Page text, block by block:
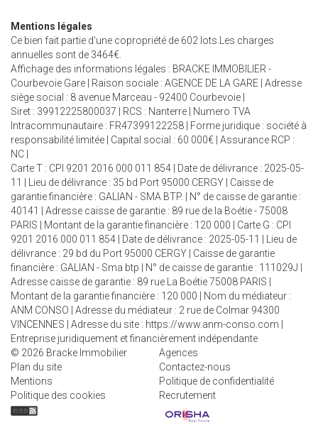
Mentions légales
Ce bien fait partie d'une copropriété de 602 lots.Les charges
annuelles sont de 3464€.
Affichage des informations légales : BRACKE IMMOBILIER -
Courbevoie Gare | Raison sociale : AGENCE DE LA GARE | Adresse
siège social : 8 avenue Marceau - 92400 Courbevoie |
Siret : 39912225800037 | RCS : Nanterre | Numero TVA
Intracommunautaire : FR47399122258 | Forme juridique : société à
responsabilité limitée | Capital social : 60 000€ | Assurance RCP :
NC |
Carte T : CPI 9201 2016 000 011 854 | Date de délivrance : 2025-05-
11 | Lieu de délivrance : 35 bd Port 95000 CERGY | Caisse de
garantie financière : GALIAN - SMA BTP. | N° de caisse de garantie :
40141 | Adresse caisse de garantie : 89 rue de la Boétie - 75008
PARIS | Montant de la garantie financière : 120 000 | Carte G : CPI
9201 2016 000 011 854 | Date de délivrance : 2025-05-11 | Lieu de
délivrance : 29 bd du Port 95000 CERGY | Caisse de garantie
financière : GALIAN - Sma btp | N° de caisse de garantie : 111029J |
Adresse caisse de garantie : 89 rue La Boétie 75008 PARIS |
Montant de la garantie financière : 120 000 | Nom du médiateur :
ANM CONSO | Adresse du médiateur : 2 rue de Colmar 94300
VINCENNES | Adresse du site : https://www.anm-conso.com
Entreprise juridiquement et financièrement indépendante
© 2026 Bracke Immobilier
Agences
Plan du site
Contactez-nous
Mentions
Politique de confidentialité
Politique des cookies
Recrutement